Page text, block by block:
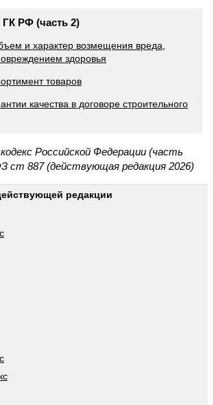
ГК РФ (часть 2)
и характер возмещения вреда,
здоровья
товаров
качества в договоре строительного
Российской Федерации (часть
ст 887 (действующая редакция 2026)
редакции